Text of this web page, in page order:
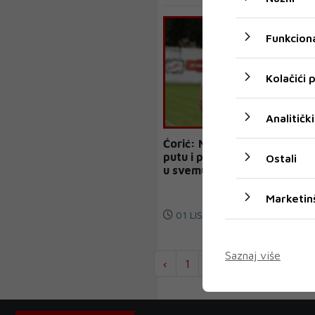
Ćorić: Na dobrom smo
putu i pokušavamo uživati
u svemu ovome
01 LIS 2020
‹ 1 ... 943
Kolačići
Analitički
Ostali
Saznaj više